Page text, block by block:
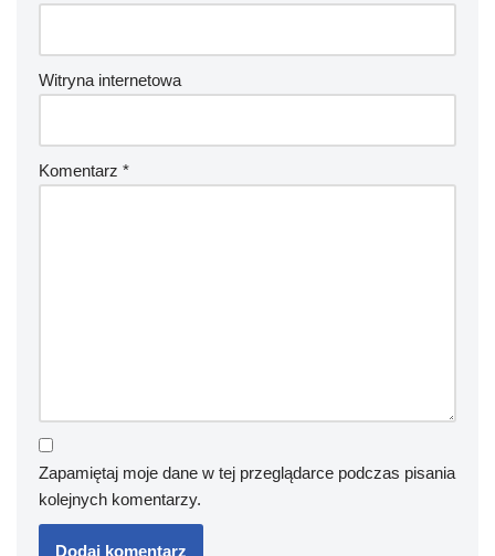
Witryna internetowa
Komentarz *
Zapamiętaj moje dane w tej przeglądarce podczas pisania
kolejnych komentarzy.